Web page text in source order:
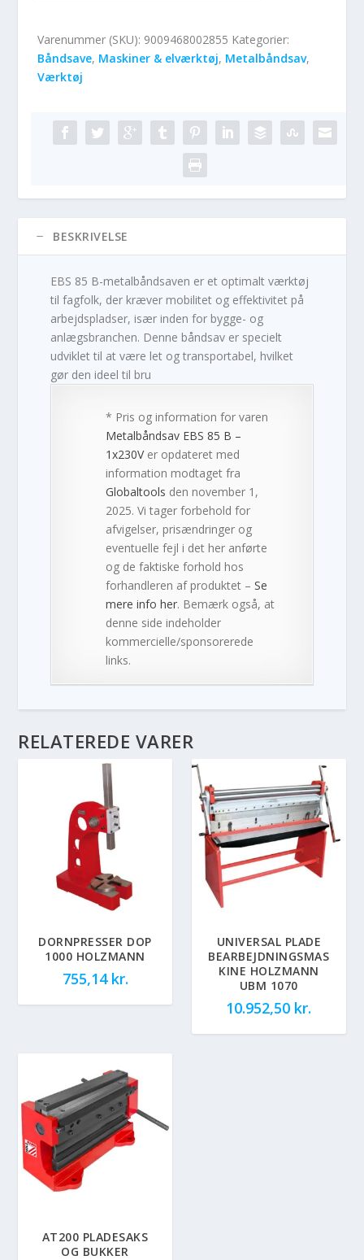
Varenummer (SKU): 9009468002855 Kategorier:
Båndsave, Maskiner & elværktøj, Metalbåndsav,
Værktøj
BESKRIVELSE
EBS 85 B-metalbåndsaven er et optimalt værktøj
til fagfolk, der kræver mobilitet og effektivitet på
arbejdspladser, især inden for bygge- og
anlægsbranchen. Denne båndsav er specielt
udviklet til at være let og transportabel, hvilket
gør den ideel til bru
* Pris og information for varen
Metalbåndsav EBS 85 B –
1x230Ver opdateret med
information modtaget fra
Globaltools den november 1,
2025. Vi tager forbehold for
afvigelser, prisændringer og
eventuelle fejl i det her anførte
og de faktiske forhold hos
forhandleren af produktet –Se
mere info her. Bemærk også, at
denne side indeholder
kommercielle/sponsorerede
links.
RELATEREDE VARER
DORNPRESSER DOP
1000 HOLZMANN
755,14 kr.
UNIVERSAL PLADE
BEARBEJDNINGSMAS
KINE HOLZMANN
UBM 1070
10.952,50 kr.
AT200 PLADESAKS
OG BUKKER